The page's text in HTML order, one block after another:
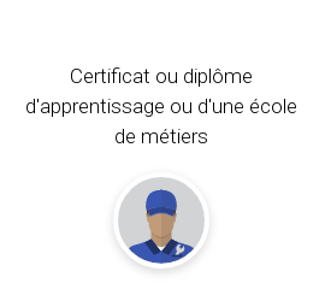
Certificat ou diplôme
d'apprentissage ou d'une école
de métiers